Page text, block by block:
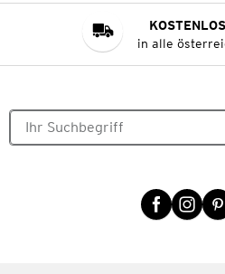
in alle